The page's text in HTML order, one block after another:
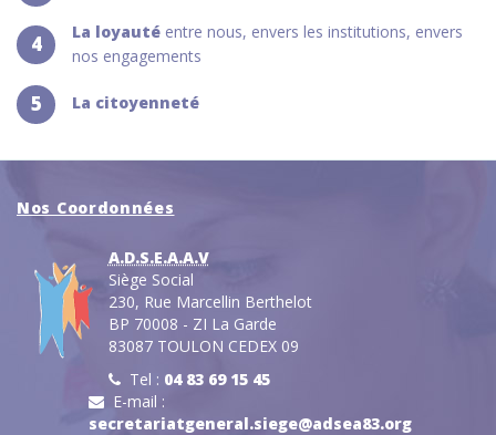
4 La loyauté entre nous, envers les institutions, envers
nos engagements
5 La citoyenneté
Nos Coordonnées
A.D.S.E.A.A.V
Siège Social
230, Rue Marcellin Berthelot
BP 70008 - ZI La Garde
83087 TOULON CEDEX 09
Tel : 04 83 69 15 45
E-mail :
secretariatgeneral.siege@adsea83.org